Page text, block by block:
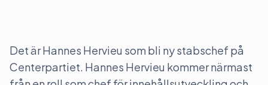
Det är Hannes Hervieu som bli ny stabschef på
Centerpartiet. Hannes Hervieu kommer närmast